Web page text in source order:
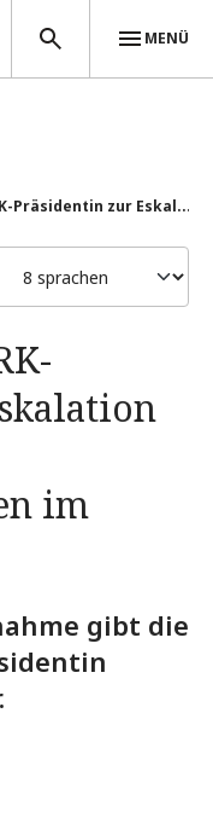
MENÜ
Präsidentin zur Eskal...
im
gibt die